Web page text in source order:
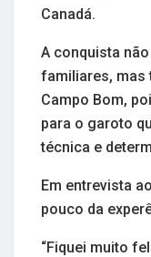
Canadá.
A conquista
familiares, mas
Campo Bom,
para o garoto
técnica e
Em entrevista
pouco da
“Fiquei muito